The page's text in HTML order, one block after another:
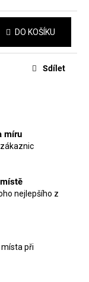
DO KOŠÍKU
Sdílet
míru
nejlepšího z
při